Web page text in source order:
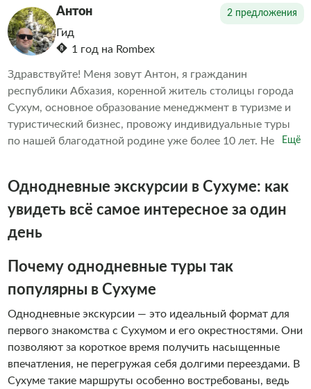
впечатления от проведенных экскурсий другими
организаторами. Делаем всё возможное, чтобы наши
клиенты остались довольны. А дальше выбор за вами
Антон 2 предложения
Гид
1 год на Rombex
Здравствуйте! Меня зовут Антон, я гражданин
республики Абхазия, коренной житель столицы города
Сухум, основное образование менеджмент в туризме и
туристический бизнес, провожу индивидуальные туры
по нашей благодатной родине уже более 10 лет. Не
и многонационального народа Абхазии. На этой
экскурсии будут учитаны все Ваши пожелания и
маршрут и все нюансы места встречи оговариваются и
подгоняются под Вас. Добро пожаловать в Абхазию-
Страну Души!!!
Ещё
Однодневные экскурсии в Сухуме: как
увидеть всё самое интересное за один
день
Почему однодневные туры так
популярны в Сухуме
Однодневные экскурсии — это идеальный формат для
первого знакомства с Сухумом и его окрестностями. Они
позволяют за короткое время получить насыщенные
впечатления, не перегружая себя долгими переездами. В
Сухуме такие маршруты особенно востребованы, ведь